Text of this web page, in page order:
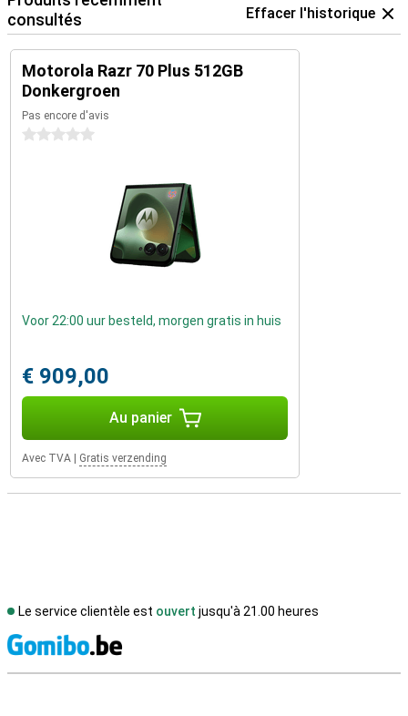
consultés
Effacer l'historique
Motorola Razr 70 Plus 512GB
Donkergroen
Pas encore d'avis
0 étoiles
Voor 22:00 uur besteld, morgen gratis in huis
€ 909,00
Au panier
Avec TVA Gratis verzending
Le service clientèle est ouvert jusqu'à 21.00 heures